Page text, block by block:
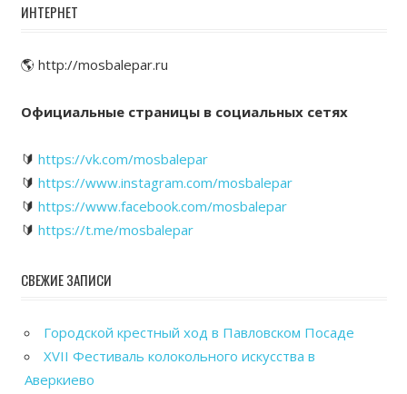
ИНТЕРНЕТ
🌎 http://mosbalepar.ru
Официальные страницы в социальных сетях
🔰 https://vk.com/mosbalepar
🔰 https://www.instagram.com/mosbalepar
🔰 https://www.facebook.com/mosbalepar
🔰 https://t.me/mosbalepar
СВЕЖИЕ ЗАПИСИ
Городской крестный ход в Павловском Посаде
XVII Фестиваль колокольного искусства в
Аверкиево